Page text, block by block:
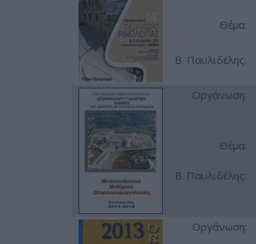
Θέμα:
Β. Παυλιδέλης:
Οργάνωση:
Θέμα:
Β. Παυλιδέλης:
Οργάνωση: